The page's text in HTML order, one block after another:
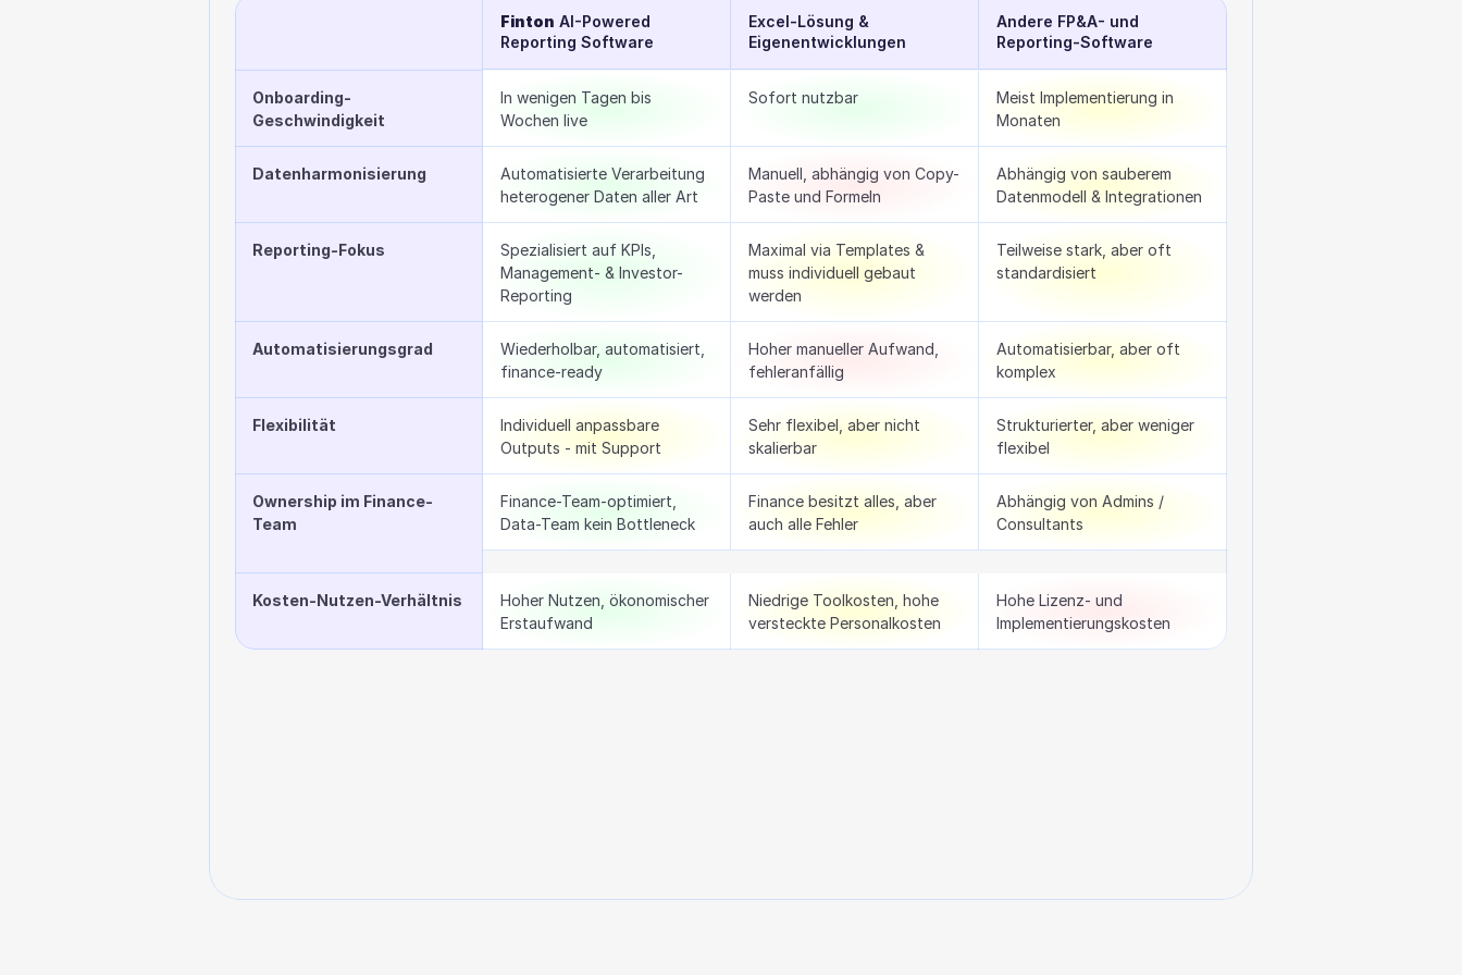
Finton AI-Powered
Reporting Software
Excel-Lösung &
Eigenentwicklungen
Andere FP&A- und
Reporting-Software
Onboarding-
Geschwindigkeit
In wenigen Tagen bis
Wochen live
Sofort nutzbar
Meist Implementierung in
Monaten
Datenharmonisierung
Automatisierte Verarbeitung
heterogener Daten aller Art
Manuell, abhängig von Copy-
Paste und Formeln
Abhängig von sauberem
Datenmodell & Integrationen
Reporting-Fokus
Spezialisiert auf KPIs,
Management- & Investor-
Reporting
Maximal via Templates &
muss individuell gebaut
werden
Teilweise stark, aber oft
standardisiert
Automatisierungsgrad
Wiederholbar, automatisiert,
finance-ready
Hoher manueller Aufwand,
fehleranfällig
Automatisierbar, aber oft
komplex
Flexibilität
Individuell anpassbare
Outputs - mit Support
Sehr flexibel, aber nicht
skalierbar
Strukturierter, aber weniger
flexibel
Ownership im Finance-
Team
Finance-Team-optimiert,
Data-Team kein Bottleneck
Finance besitzt alles, aber
auch alle Fehler
Abhängig von Admins /
Consultants
Kosten-Nutzen-Verhältnis
Hoher Nutzen, ökonomischer
Erstaufwand
Niedrige Toolkosten, hohe
versteckte Personalkosten
Hohe Lizenz- und
Implementierungskosten